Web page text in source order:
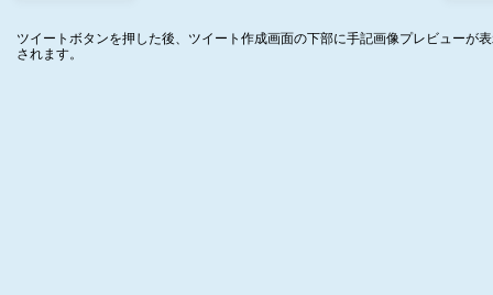
ツイートボタンを押した後、ツイート作成画面の下部に手記画像プレビューが
されます。